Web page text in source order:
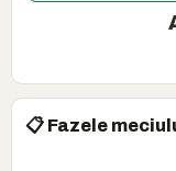
📋 Fazele